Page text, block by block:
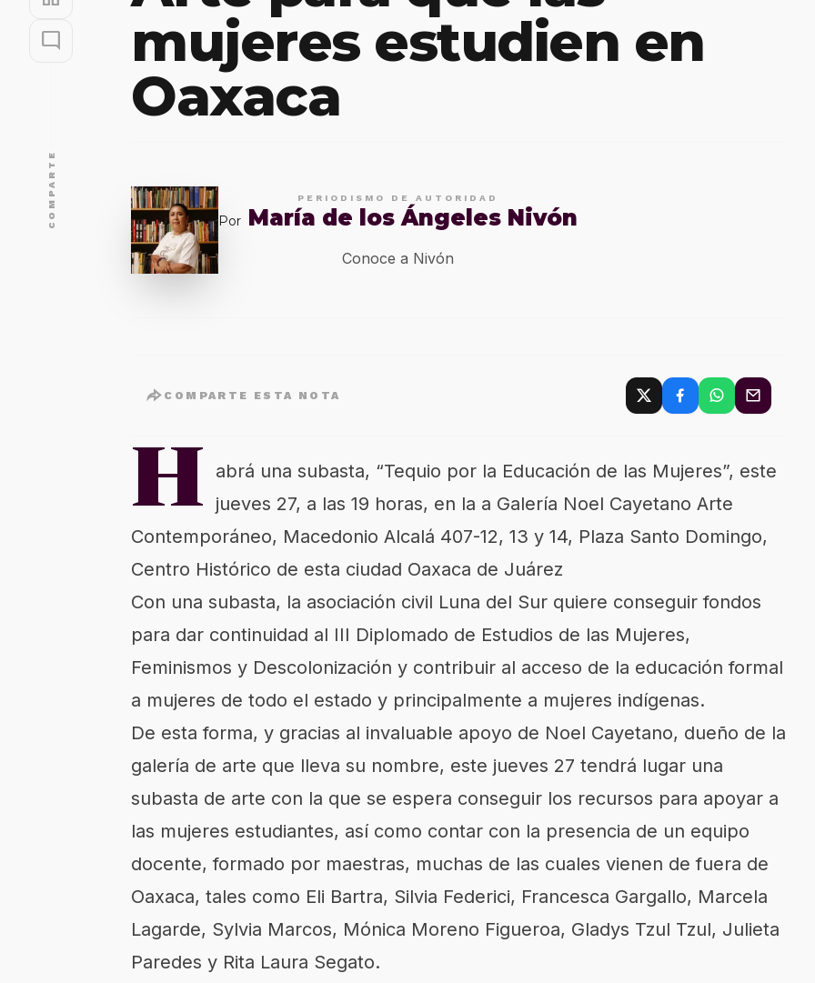
mode_comment
COMPARTE
mujeres estudien en
Oaxaca
PERIODISMO DE AUTORIDAD
Por María de los Ángeles Nivón
Conoce a Nivón
COMPARTE ESTA NOTA
H
abrá una subasta, “Tequio por la Educación de las Mujeres”, este
jueves 27, a las 19 horas, en la a Galería Noel Cayetano Arte
Contemporáneo, Macedonio Alcalá 407-12, 13 y 14, Plaza Santo Domingo,
Centro Histórico de esta ciudad Oaxaca de Juárez
Con una subasta, la asociación civil Luna del Sur quiere conseguir fondos
para dar continuidad al III Diplomado de Estudios de las Mujeres,
Feminismos y Descolonización y contribuir al acceso de la educación formal
a mujeres de todo el estado y principalmente a mujeres indígenas.
De esta forma, y gracias al invaluable apoyo de Noel Cayetano, dueño de la
galería de arte que lleva su nombre, este jueves 27 tendrá lugar una
subasta de arte con la que se espera conseguir los recursos para apoyar a
las mujeres estudiantes, así como contar con la presencia de un equipo
docente, formado por maestras, muchas de las cuales vienen de fuera de
Oaxaca, tales como Eli Bartra, Silvia Federici, Francesca Gargallo, Marcela
Lagarde, Sylvia Marcos, Mónica Moreno Figueroa, Gladys Tzul Tzul, Julieta
Paredes y Rita Laura Segato.